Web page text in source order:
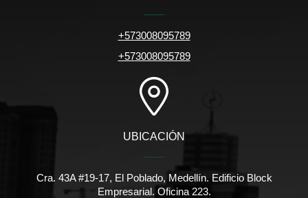
+573008095789
+573008095789
UBICACIÓN
Cra. 43A #19-17, El Poblado, Medellín. Edificio Block
Empresarial. Oficina 223.